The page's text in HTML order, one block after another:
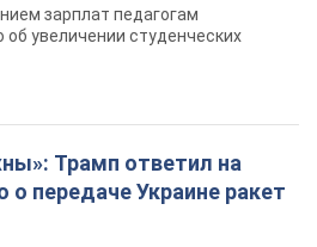
зарплат педагогам
увеличении студенческих
Трамп ответил на
о передаче Украине ракет